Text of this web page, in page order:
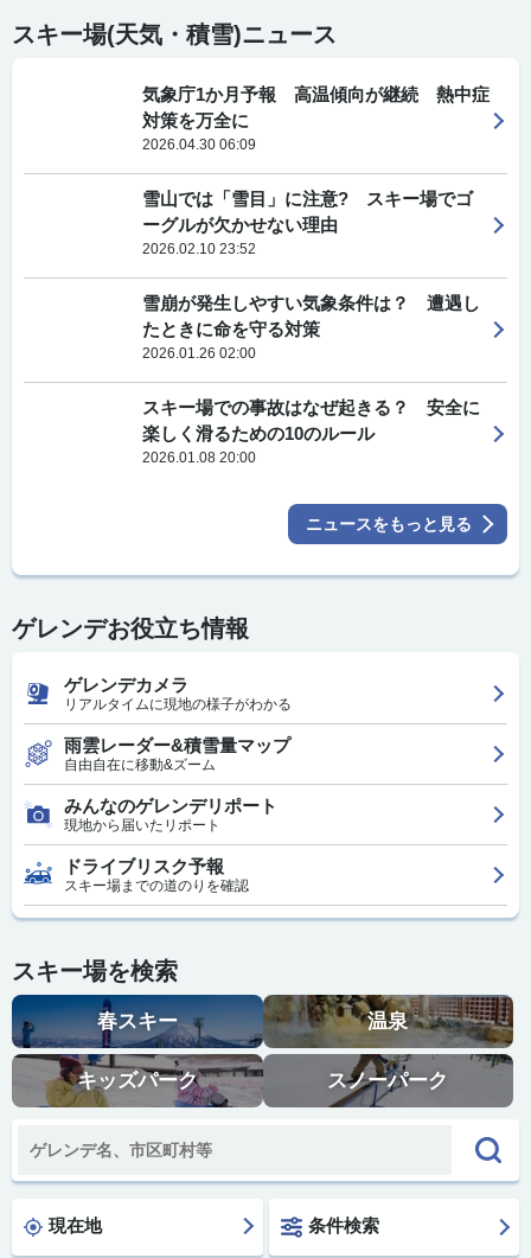
スキー場(天気・積雪)ニュース
気象庁1か月予報 高温傾向が継続 熱中症
対策を万全に
2026.04.30 06:09
雪山では「雪目」に注意? スキー場でゴ
ーグルが欠かせない理由
2026.02.10 23:52
雪崩が発生しやすい気象条件は？ 遭遇し
たときに命を守る対策
2026.01.26 02:00
スキー場での事故はなぜ起きる？ 安全に
楽しく滑るための10のルール
2026.01.08 20:00
ニュースをもっと見る
ゲレンデお役立ち情報
ゲレンデカメラ
リアルタイムに現地の様子がわかる
雨雲レーダー&積雪量マップ
自由自在に移動&ズーム
みんなのゲレンデリポート
現地から届いたリポート
ドライブリスク予報
スキー場までの道のりを確認
スキー場を検索
春スキー 温泉
キッズパーク スノーパーク
現在地 条件検索